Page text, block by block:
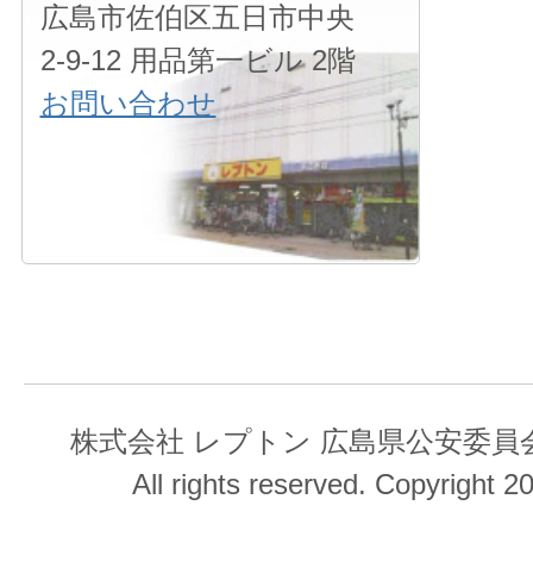
広島市佐伯区五日市中央
2-9-12 用品第一ビル 2階
お問い合わせ
株式会社 レプトン 広島県公安委員
All rights reserved. Copyright